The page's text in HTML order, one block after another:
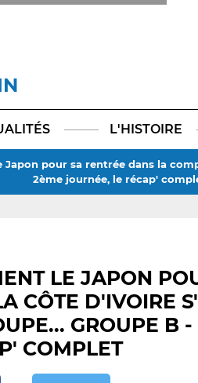
TikTokLinkedIn
X
L'HISTOIRE
pour sa rentrée dans la
2ème journée, le récap'
LE JAPON
CÔTE D'IVOIRE
GROUPE B -
COMPLET